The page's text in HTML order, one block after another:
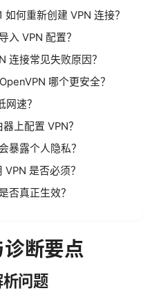
何重新创建 VPN 连接？
入 VPN 配置？
连接常见失败原因？
哪个更安全？
速？
上配置 VPN？
暴露个人隐私？
VPN 是否必须？
否真正生效？
断要点
问题